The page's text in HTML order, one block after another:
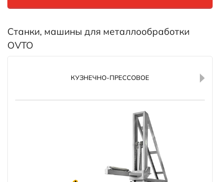
Станки, машины для металлообработки
OVTO
КУЗНЕЧНО-ПРЕССОВОЕ